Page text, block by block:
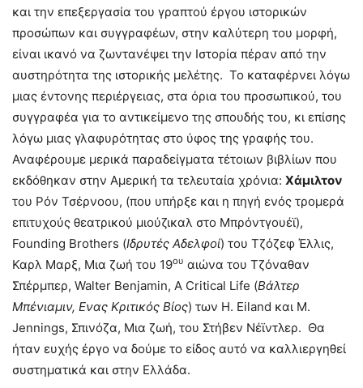
και την επεξεργασία του γραπτού έργου ιστορικών
προσώπων και συγγραφέων, στην καλύτερη του μορφή,
είναι ικανό να ζωντανέψει την Ιστορία πέραν από την
αυστηρότητα της ιστορικής μελέτης. Το καταφέρνει λόγω
μιας έντονης περιέργειας, στα όρια του προσωπικού, του
συγγραφέα για το αντικείμενο της σπουδής του, κι επίσης
λόγω μιας γλαφυρότητας στο ύφος της γραφής του.
Αναφέρουμε μερικά παραδείγματα τέτοιων βιβλίων που
εκδόθηκαν στην Αμερική τα τελευταία χρόνια: Χάμιλτον
του Ρόν Τσέρνοου, (που υπήρξε και η πηγή ενός τρομερά
επιτυχούς θεατρικού μιούζικαλ στο Μπρόντγουέϊ),
Founding Brothers (Ιδρυτές Αδελφοί) του Τζόζεφ Έλλις,
Καρλ Μαρξ, Μια ζωή του 19ου αιώνα του Τζόναθαν
Σπέρμπερ, Walter Benjamin, A Critical Life (Βάλτερ
Μπένιαμιν, Ενας Κριτικός Βίος) των Η. Eiland και M.
Jennings, Σπινόζα, Μια ζωή, του Στήβεν Νέϊντλερ. Θα
ήταν ευχής έργο να δούμε το είδος αυτό να καλλιεργηθεί
συστηματικά και στην Ελλάδα.